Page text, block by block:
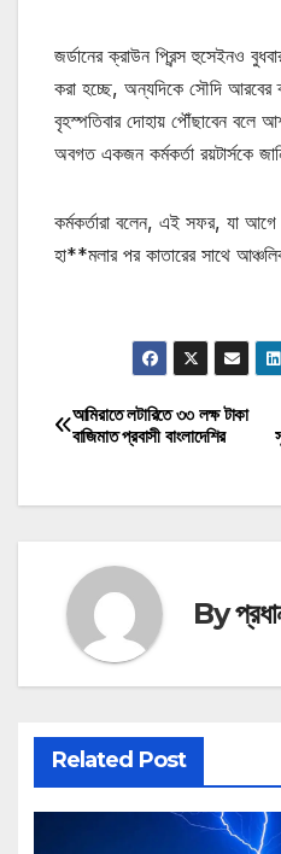
জর্ডানের ক্রাউন প্রিন্স হুসেইনও
করা হচ্ছে, অন্যদিকে সৌদি আরবের
বৃহস্পতিবার দোহায় পৌঁছাবেন বলে
অবগত একজন কর্মকর্তা রয়টার্সকে
কর্মকর্তারা বলেন, এই সফর, যা আগে
হা**মলার পর কাতারের সাথে
Post
আমিরাতে লটারিতে ৩৩ লক্ষ টাকা
বাজিমাত প্রবাসী বাংলাদেশির
By
Related Post